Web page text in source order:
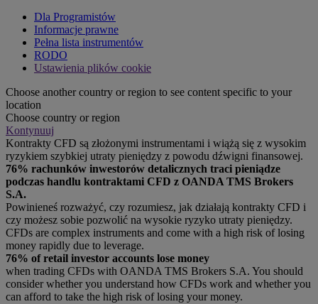
Dla Programistów
Informacje prawne
Pełna lista instrumentów
RODO
Ustawienia plików cookie
Choose another country or region to see content specific to your
location
Choose country or region
Kontynuuj
Kontrakty CFD są złożonymi instrumentami i wiążą się z wysokim
ryzykiem szybkiej utraty pieniędzy z powodu dźwigni finansowej.
76% rachunków inwestorów detalicznych traci pieniądze
podczas handlu kontraktami CFD z OANDA TMS Brokers
S.A.
Powinieneś rozważyć, czy rozumiesz, jak działają kontrakty CFD i
czy możesz sobie pozwolić na wysokie ryzyko utraty pieniędzy.
CFDs are complex instruments and come with a high risk of losing
money rapidly due to leverage.
76% of retail investor accounts lose money
when trading CFDs with OANDA TMS Brokers S.A. You should
consider whether you understand how CFDs work and whether you
can afford to take the high risk of losing your money.